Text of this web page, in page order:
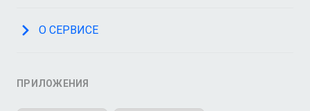
О СЕРВИСЕ
ПРИЛОЖЕНИЯ